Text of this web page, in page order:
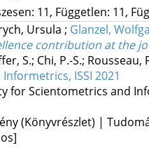
11, Független: 11,
Ursula ; Glanzel,
contribution at the
S.; Chi, P.-S.; Rousseau,
ISSI 2021
for Scientometrics and
(Könyvrészlet) |